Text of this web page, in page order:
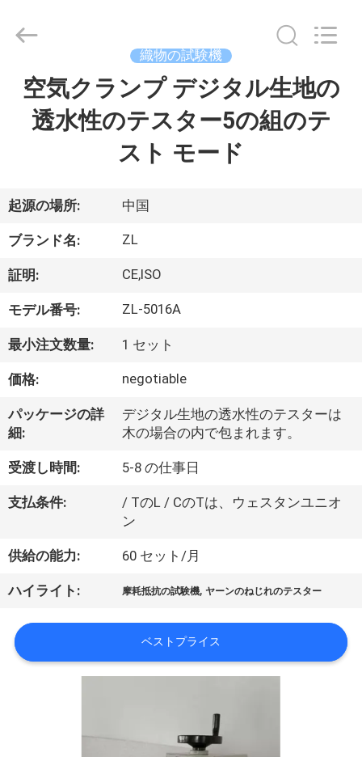
ダ
ク
ト
ビ
オ
に
つ
い
工
Dongguan
Zhongli
Reserved.
織物の試験機
空気クランプ デジタル生地の
透水性のテスター5の組のテ
スト モード
起源の場所: 中国
ブランド名: ZL
証明: CE,ISO
モデル番号: ZL-5016A
最小注文数量: 1 セット
価格: negotiable
パッケージの詳
細:
デジタル生地の透水性のテスターは
木の場合の内で包まれます。
受渡し時間: 5-8 の仕事日
支払条件:
/ TのL / CのTは、ウェスタンユニオ
ン
供給の能力: 60 セット/月
ハイライト: 摩耗抵抗の試験機,ヤーンのねじれのテスター
ベストプライス